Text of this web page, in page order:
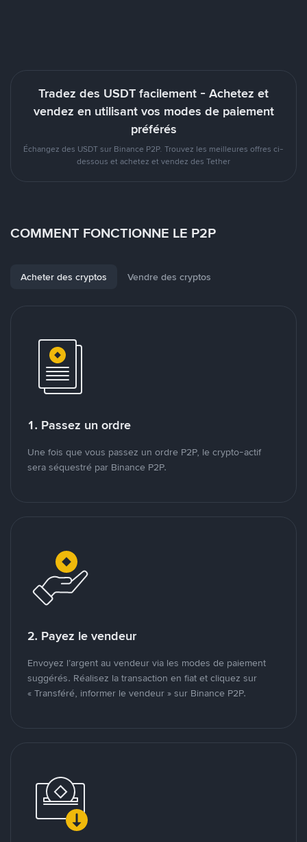
Tradez des USDT facilement - Achetez et
vendez en utilisant vos modes de paiement
préférés
Échangez des USDT sur Binance P2P. Trouvez les meilleures offres ci-
dessous et achetez et vendez des Tether
COMMENT FONCTIONNE LE P2P
Acheter des cryptos Vendre des cryptos
1. Passez un ordre
Une fois que vous passez un ordre P2P, le crypto-actif
sera séquestré par Binance P2P.
2. Payez le vendeur
Envoyez l’argent au vendeur via les modes de paiement
suggérés. Réalisez la transaction en fiat et cliquez sur
« Transféré, informer le vendeur » sur Binance P2P.